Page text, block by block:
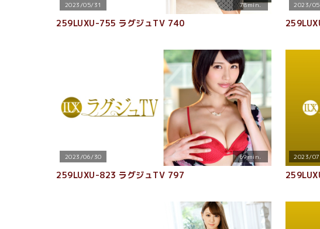
2023/05/31 78min.
259LUXU-755 ラグジュTV 740
2023/
2023/06/30 69min.
259LUXU-823 ラグジュTV 797
2023/